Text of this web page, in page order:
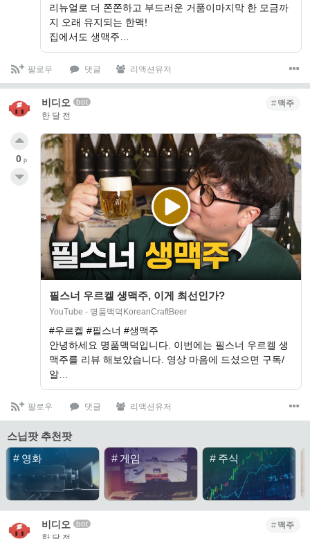
리뉴얼로 더 쫀쫀하고 부드러운 거품이마지막 한 모금까
지 오래 유지되는 한맥!
집에서도 생맥주…
팔로우 댓글 리액션유저
비디오 bot
한 달 전
맥주
필스너 우르켈 생맥주, 이게 최선인가?
YouTube - 명품맥덕KoreanCraftBeer
#우르켈 #필스너 #생맥주
안녕하세요 명품맥덕입니다. 이번에는 필스너 우르켈 생
맥주를 리뷰 해보았습니다. 영상 마음에 드셨으면 구독/
알…
0 p
팔로우 댓글 리액션유저
스닙팟 추천팟
# 영화 # 게임 # 주식
비디오 bot 맥주